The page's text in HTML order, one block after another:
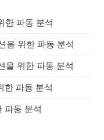
한 파동 분석
을 위한 파동 분석
을 위한 파동 분석
한 파동 분석
파동 분석